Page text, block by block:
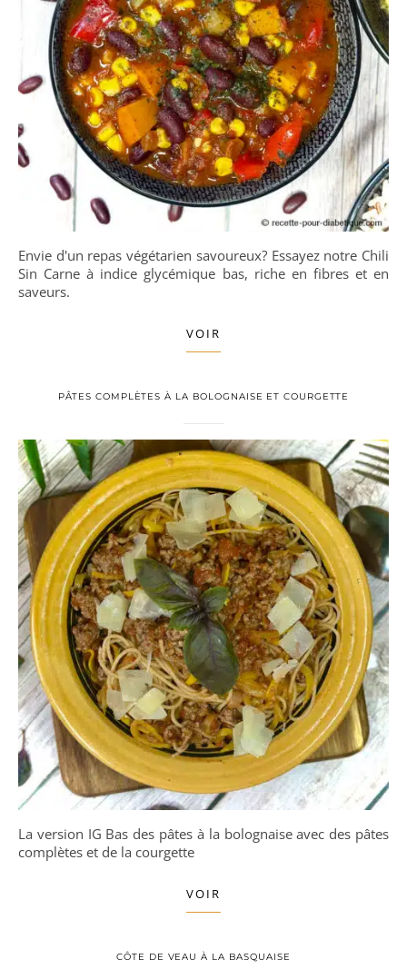
Envie d'un repas végétarien savoureux? Essayez notre Chili
Sin Carne à indice glycémique bas, riche en fibres et en
saveurs.
VOIR
PÂTES COMPLÈTES À LA BOLOGNAISE ET COURGETTE
La version IG Bas des pâtes à la bolognaise avec des pâtes
complètes et de la courgette
VOIR
CÔTE DE VEAU À LA BASQUAISE